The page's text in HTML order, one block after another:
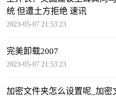
统 但遭土方拒绝 速讯
2023-05-07 21:53:23
完美卸载2007
2023-05-07 21:53:23
加密文件夹怎么设置呢_加密